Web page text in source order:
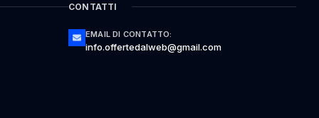
CONTATTI
EMAIL DI CONTATTO:
info.offertedalweb@gmail.com